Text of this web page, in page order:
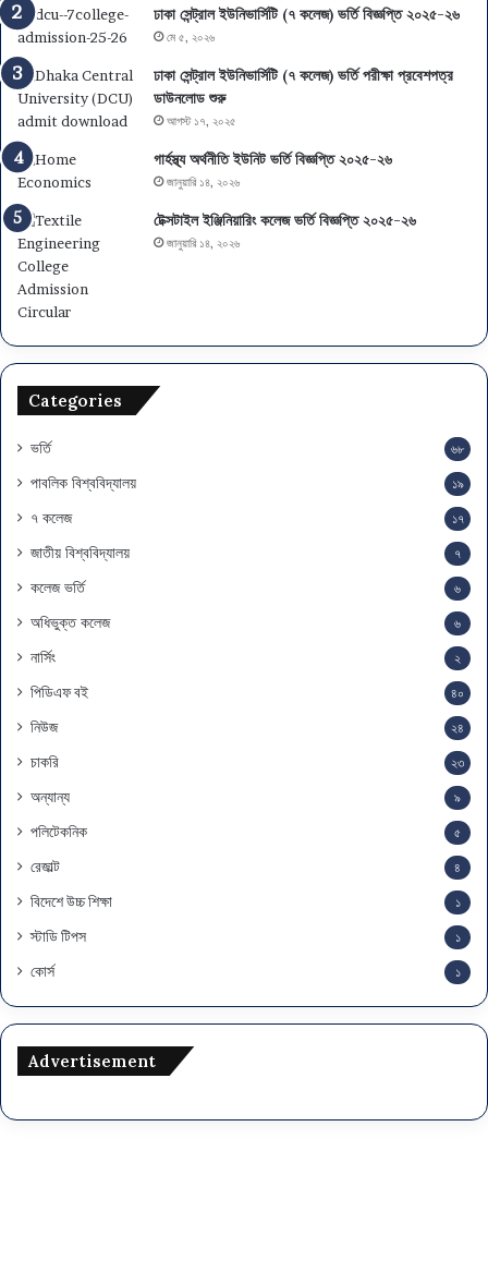
ঢাকা সেন্ট্রাল ইউনিভার্সিটি (৭ কলেজ) ভর্তি বিজ্ঞপ্তি ২০২৫-২৬
মে ৫, ২০২৬
ঢাকা সেন্ট্রাল ইউনিভার্সিটি (৭ কলেজ) ভর্তি পরীক্ষা প্রবেশপত্র
ডাউনলোড শুরু
আগস্ট ১৭, ২০২৫
গার্হস্থ্য অর্থনীতি ইউনিট ভর্তি বিজ্ঞপ্তি ২০২৫-২৬
জানুয়ারি ১৪, ২০২৬
টেক্সটাইল ইঞ্জিনিয়ারিং কলেজ ভর্তি বিজ্ঞপ্তি ২০২৫-২৬
জানুয়ারি ১৪, ২০২৬
Categories
ভর্তি ৬৮
পাবলিক বিশ্ববিদ্যালয় ১৯
৭ কলেজ ১৭
জাতীয় বিশ্ববিদ্যালয় ৭
কলেজ ভর্তি ৬
অধিভুক্ত কলেজ ৬
নার্সিং ২
পিডিএফ বই ৪০
নিউজ ২৪
চাকরি ২৩
অন্যান্য ৯
পলিটেকনিক ৫
রেজাল্ট ৪
বিদেশে উচ্চ শিক্ষা ১
স্টাডি টিপস ১
কোর্স ১
Advertisement